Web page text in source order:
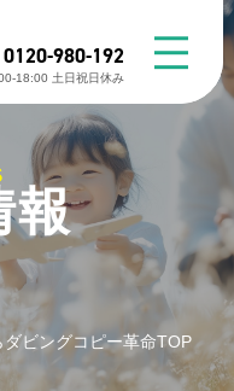
0120-980-192
18:00 ⼟⽇祝⽇休み
報
ビングコピー革命TOP